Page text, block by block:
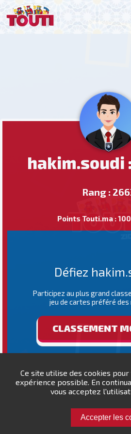
Ce site utilise des cookies
expérience possible. En
vous acceptez
Accepter les
hakim.soudi
Rang :
Points Touti.ma :
Défiez
Participez au plus grand
jeu de cartes préféré des
CLASSEMENT